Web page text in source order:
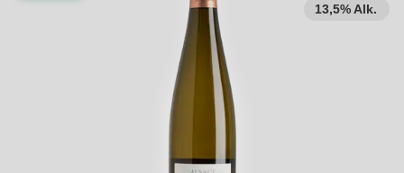
13,5% Alk.